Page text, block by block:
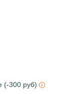
(-300 руб)